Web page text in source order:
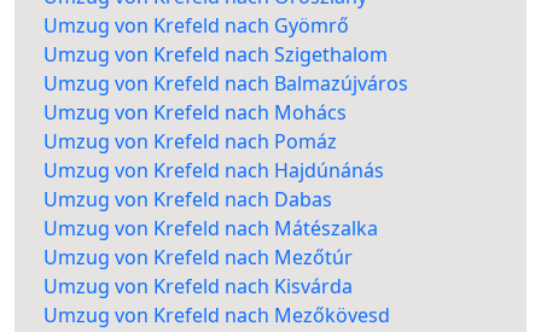
Umzug von Krefeld nach Gyömrő
Umzug von Krefeld nach Szigethalom
Umzug von Krefeld nach Balmazújváros
Umzug von Krefeld nach Mohács
Umzug von Krefeld nach Pomáz
Umzug von Krefeld nach Hajdúnánás
Umzug von Krefeld nach Dabas
Umzug von Krefeld nach Mátészalka
Umzug von Krefeld nach Mezőtúr
Umzug von Krefeld nach Kisvárda
Umzug von Krefeld nach Mezőkövesd